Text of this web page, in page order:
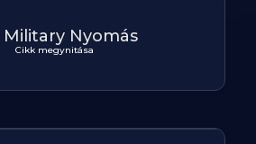
Military Nyomás
Cikk megynitása